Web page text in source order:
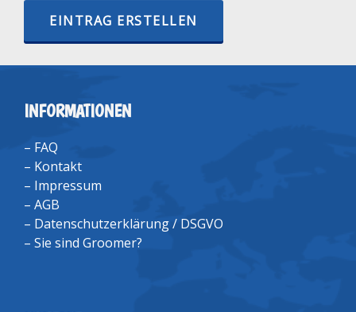
EINTRAG ERSTELLEN
INFORMATIONEN
– FAQ
– Kontakt
– Impressum
– AGB
– Datenschutzerklärung / DSGVO
– Sie sind Groomer?